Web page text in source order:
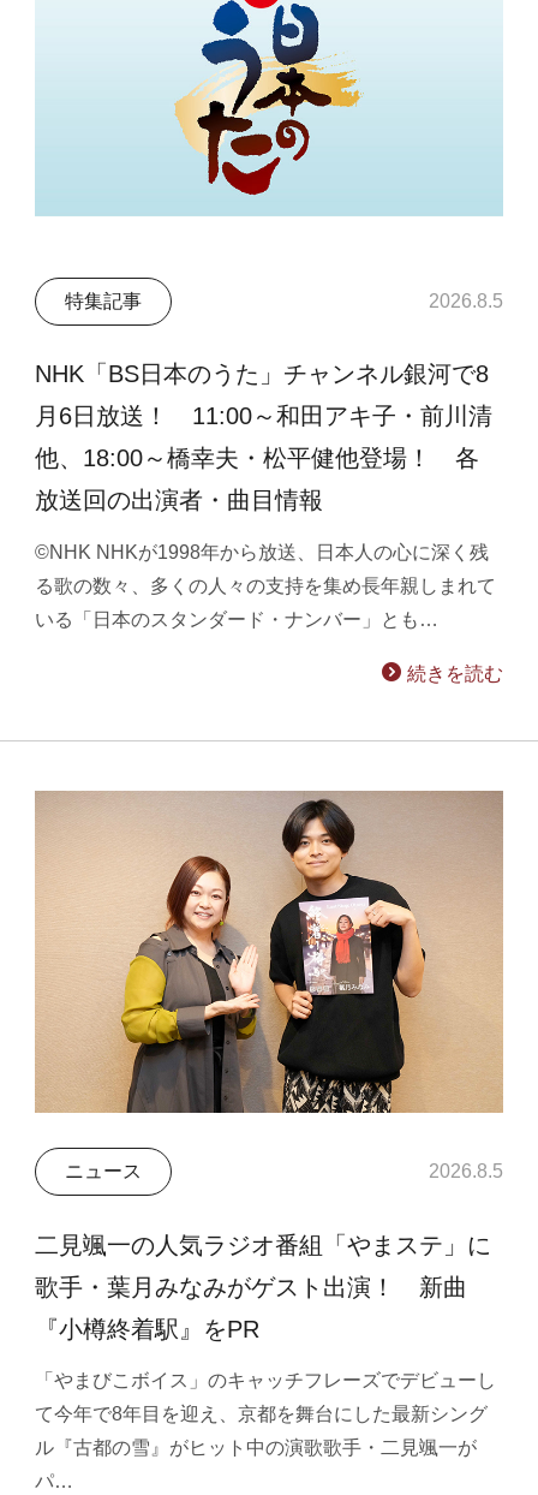
特集記事 2026.8.5
NHK「BS日本のうた」チャンネル銀河で8
月6日放送！ 11:00～和田アキ子・前川清
他、18:00～橋幸夫・松平健他登場！ 各
放送回の出演者・曲目情報
©NHK NHKが1998年から放送、日本人の心に深く残
る歌の数々、多くの人々の支持を集め長年親しまれて
いる「日本のスタンダード・ナンバー」とも…
続きを読む
ニュース 2026.8.5
二見颯一の人気ラジオ番組「やまステ」に
歌手・葉月みなみがゲスト出演！ 新曲
『小樽終着駅』をPR
「やまびこボイス」のキャッチフレーズでデビューし
て今年で8年目を迎え、京都を舞台にした最新シング
ル『古都の雪』がヒット中の演歌歌手・二見颯一が
パ…